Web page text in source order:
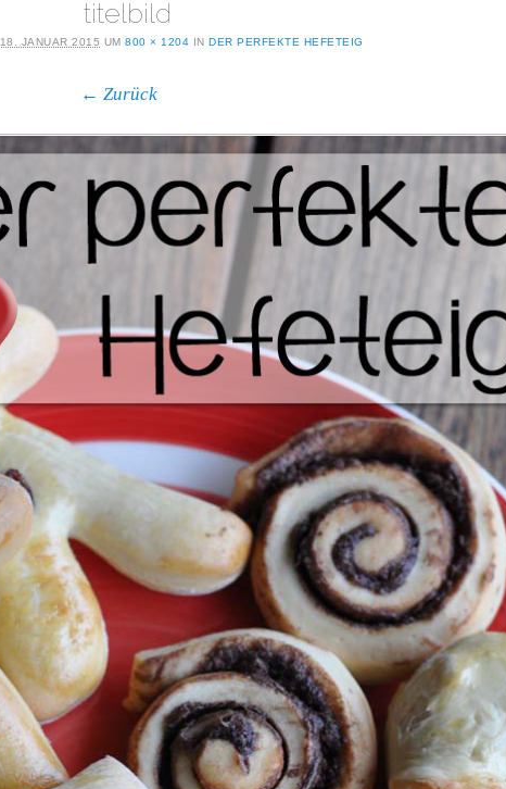
titelbild
18. JANUAR 2015 UM800 × 1204 INDER PERFEKTE HEFETEIG
← Zurück